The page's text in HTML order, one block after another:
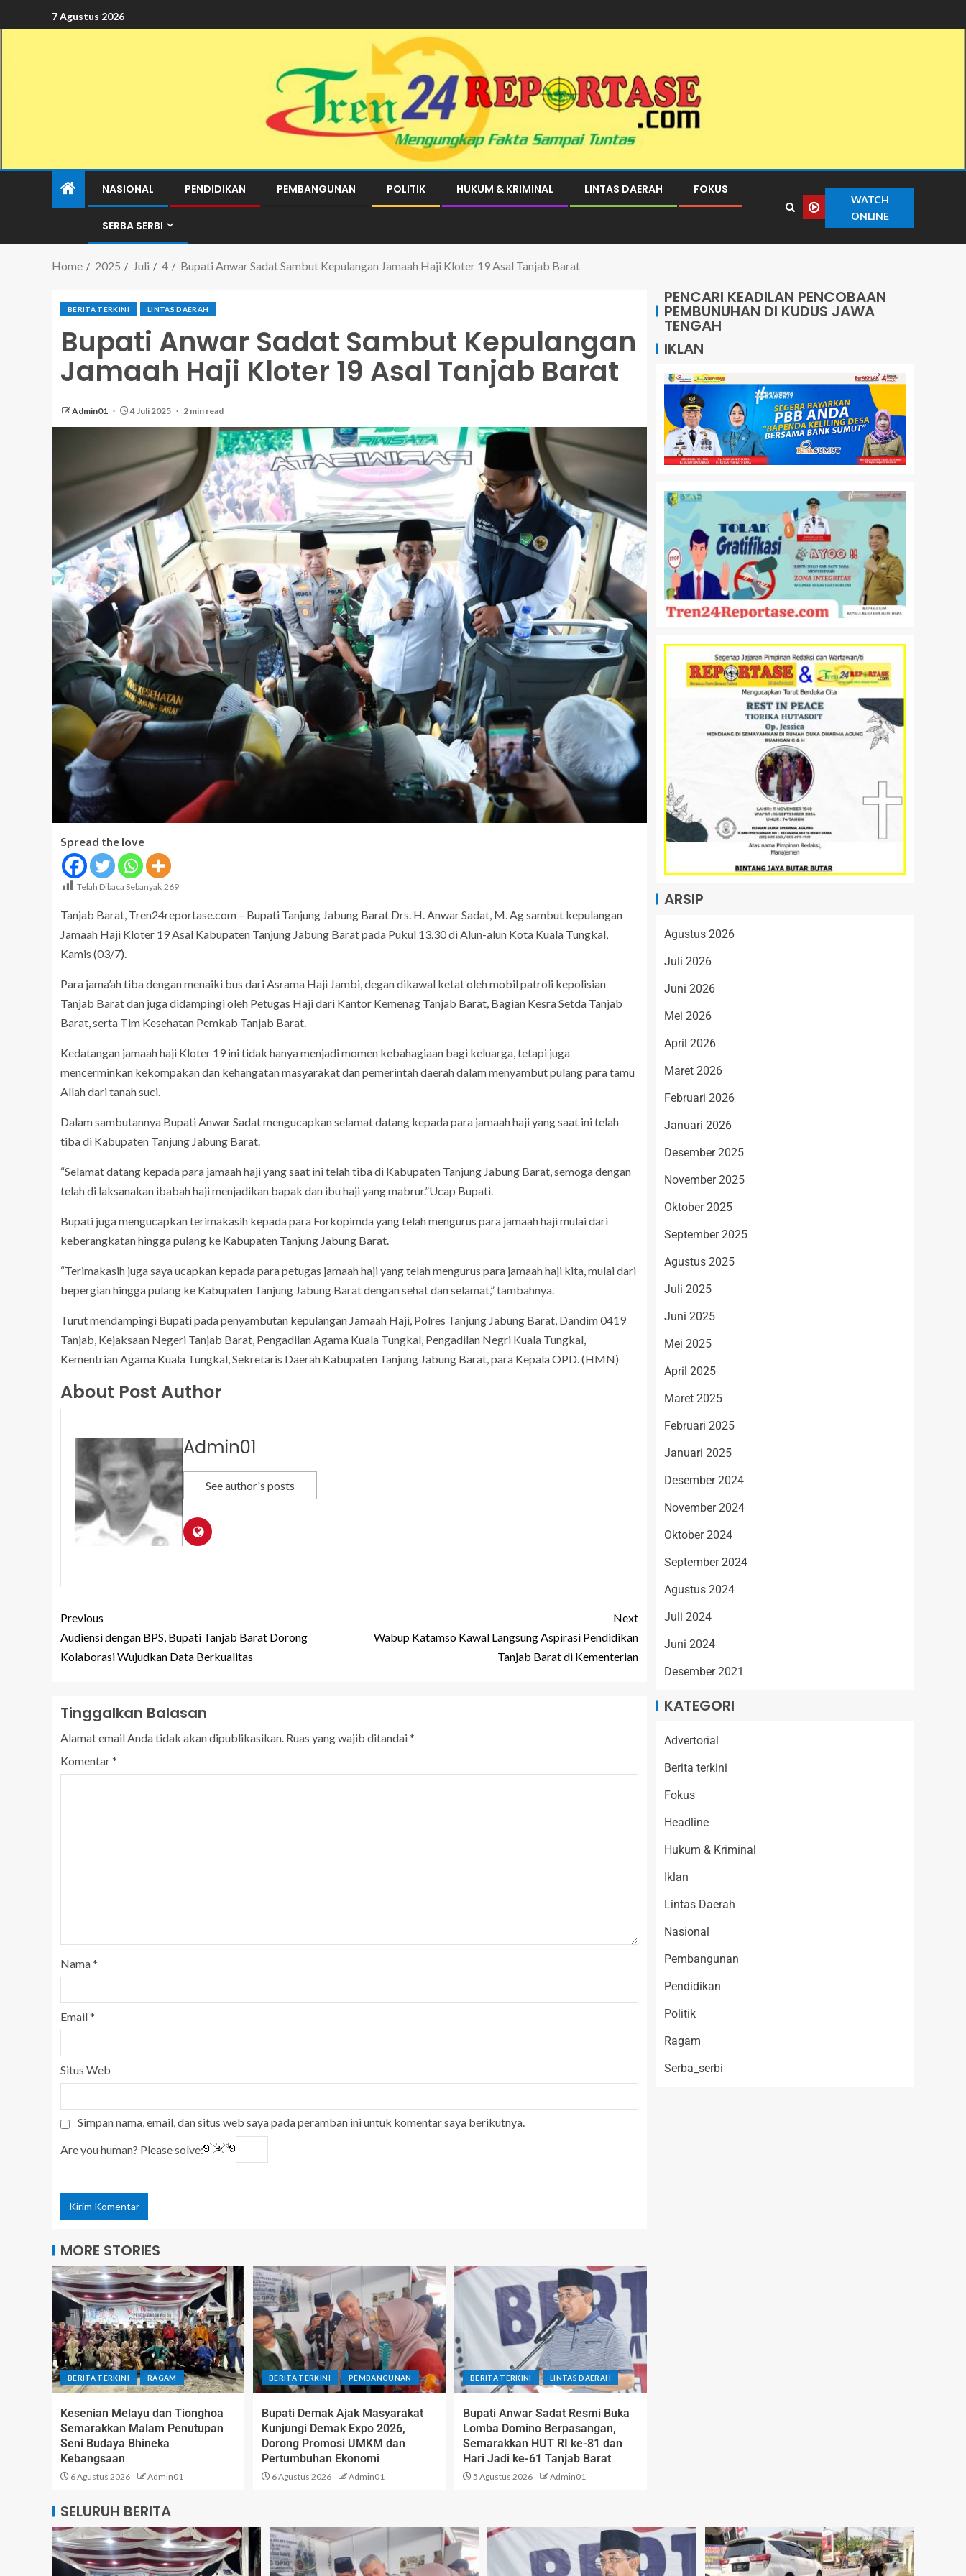
7 Agustus 2026
NASIONAL PENDIDIKAN PEMBANGUNAN POLITIK HUKUM & KRIMINAL LINTAS DAERAH FOKUS
SERBA SERBI
WATCH
ONLINE
Home 2025 Juli 4 Bupati Anwar Sadat Sambut Kepulangan Jamaah Haji Kloter 19 Asal Tanjab Barat
BERITA TERKINI LINTAS DAERAH
Bupati Anwar Sadat Sambut Kepulangan
Jamaah Haji Kloter 19 Asal Tanjab Barat
Admin01 4 Juli 2025 2 min read
Spread the love
Telah Dibaca Sebanyak 269
Tanjab Barat, Tren24reportase.com – Bupati Tanjung Jabung Barat Drs. H. Anwar Sadat, M. Ag sambut kepulangan
Jamaah Haji Kloter 19 Asal Kabupaten Tanjung Jabung Barat pada Pukul 13.30 di Alun-alun Kota Kuala Tungkal,
Kamis (03/7).
Para jama’ah tiba dengan menaiki bus dari Asrama Haji Jambi, degan dikawal ketat oleh mobil patroli kepolisian
Tanjab Barat dan juga didampingi oleh Petugas Haji dari Kantor Kemenag Tanjab Barat, Bagian Kesra Setda Tanjab
Barat, serta Tim Kesehatan Pemkab Tanjab Barat.
Kedatangan jamaah haji Kloter 19 ini tidak hanya menjadi momen kebahagiaan bagi keluarga, tetapi juga
mencerminkan kekompakan dan kehangatan masyarakat dan pemerintah daerah dalam menyambut pulang para tamu
Allah dari tanah suci.
Dalam sambutannya Bupati Anwar Sadat mengucapkan selamat datang kepada para jamaah haji yang saat ini telah
tiba di Kabupaten Tanjung Jabung Barat.
“Selamat datang kepada para jamaah haji yang saat ini telah tiba di Kabupaten Tanjung Jabung Barat, semoga dengan
telah di laksanakan ibabah haji menjadikan bapak dan ibu haji yang mabrur.”Ucap Bupati.
Bupati juga mengucapkan terimakasih kepada para Forkopimda yang telah mengurus para jamaah haji mulai dari
keberangkatan hingga pulang ke Kabupaten Tanjung Jabung Barat.
“Terimakasih juga saya ucapkan kepada para petugas jamaah haji yang telah mengurus para jamaah haji kita, mulai dari
bepergian hingga pulang ke Kabupaten Tanjung Jabung Barat dengan sehat dan selamat,” tambahnya.
Turut mendampingi Bupati pada penyambutan kepulangan Jamaah Haji, Polres Tanjung Jabung Barat, Dandim 0419
Tanjab, Kejaksaan Negeri Tanjab Barat, Pengadilan Agama Kuala Tungkal, Pengadilan Negri Kuala Tungkal,
Kementrian Agama Kuala Tungkal, Sekretaris Daerah Kabupaten Tanjung Jabung Barat, para Kepala OPD. (HMN)
About Post Author
Admin01
See author's posts
Previous
Audiensi dengan BPS, Bupati Tanjab Barat Dorong
Kolaborasi Wujudkan Data Berkualitas
Next
Wabup Katamso Kawal Langsung Aspirasi Pendidikan
Tanjab Barat di Kementerian
Tinggalkan Balasan
Alamat email Anda tidak akan dipublikasikan. Ruas yang wajib ditandai*
Komentar*
Nama*
Email*
Situs Web
Simpan nama, email, dan situs web saya pada peramban ini untuk komentar saya berikutnya.
Are you human? Please solve:
MORE STORIES
BERITA TERKINI RAGAM
Kesenian Melayu dan Tionghoa
Semarakkan Malam Penutupan
Seni Budaya Bhineka
Kebangsaan
6 Agustus 2026 Admin01
BERITA TERKINI PEMBANGUNAN
Bupati Demak Ajak Masyarakat
Kunjungi Demak Expo 2026,
Dorong Promosi UMKM dan
Pertumbuhan Ekonomi
6 Agustus 2026 Admin01
BERITA TERKINI LINTAS DAERAH
Bupati Anwar Sadat Resmi Buka
Lomba Domino Berpasangan,
Semarakkan HUT RI ke-81 dan
Hari Jadi ke-61 Tanjab Barat
5 Agustus 2026 Admin01
PENCARI KEADILAN PENCOBAAN
PEMBUNUHAN DI KUDUS JAWA
TENGAH
IKLAN
ARSIP
Agustus 2026
Juli 2026
Juni 2026
Mei 2026
April 2026
Maret 2026
Februari 2026
Januari 2026
Desember 2025
November 2025
Oktober 2025
September 2025
Agustus 2025
Juli 2025
Juni 2025
Mei 2025
April 2025
Maret 2025
Februari 2025
Januari 2025
Desember 2024
November 2024
Oktober 2024
September 2024
Agustus 2024
Juli 2024
Juni 2024
Desember 2021
KATEGORI
Advertorial
Berita terkini
Fokus
Headline
Hukum & Kriminal
Iklan
Lintas Daerah
Nasional
Pembangunan
Pendidikan
Politik
Ragam
Serba_serbi
SELURUH BERITA